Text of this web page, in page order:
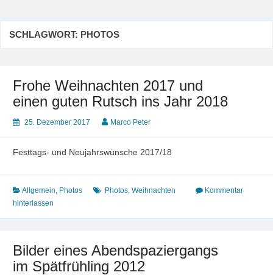
Gesellschaft, Musik, Photographie, Sport und Technik (IT)
SCHLAGWORT: PHOTOS
Frohe Weihnachten 2017 und
einen guten Rutsch ins Jahr 2018
25. Dezember 2017 Marco Peter
Festtags- und Neujahrswünsche 2017/18
Allgemein, Photos Photos, Weihnachten
Kommentar
hinterlassen
Bilder eines Abendspaziergangs
im Spätfrühling 2012